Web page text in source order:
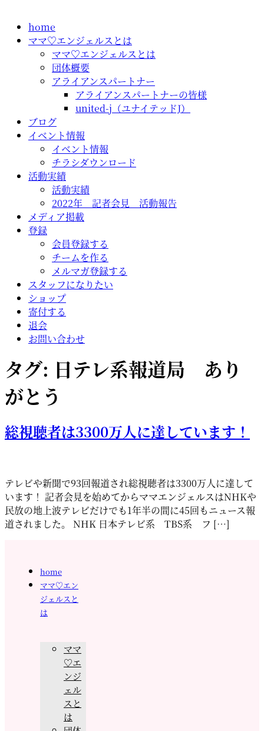
home
ママ♡エンジェルスとは
ママ♡エンジェルスとは
団体概要
アライアンスパートナー
アライアンスパートナーの皆様
united-j（ユナイテッドJ）
ブログ
イベント情報
イベント情報
チラシダウンロード
活動実績
活動実績
2022年 記者会見 活動報告
メディア掲載
登録
会員登録する
チームを作る
メルマガ登録する
スタッフになりたい
ショップ
寄付する
退会
お問い合わせ
タグ: 日テレ系報道局 あり
がとう
総視聴者は3300万人に達しています！
テレビや新聞で93回報道され総視聴者は3300万人に達して
います！ 記者会見を始めてからママエンジェルスはNHKや
民放の地上波テレビだけでも1年半の間に45回もニュース報
道されました。 NHK 日本テレビ系 TBS系 フ […]
home
ママ♡エン
ジェルスと
は
ママ
♡エ
ンジ
ェル
スと
は